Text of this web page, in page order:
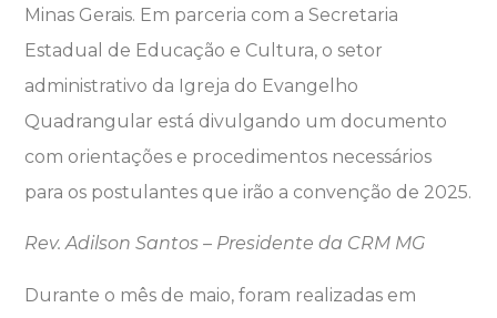
Minas Gerais. Em parceria com a Secretaria
Estadual de Educação e Cultura, o setor
administrativo da Igreja do Evangelho
Quadrangular está divulgando um documento
com orientações e procedimentos necessários
para os postulantes que irão a convenção de 2025.
Rev. Adilson Santos – Presidente da CRM MG
Durante o mês de maio, foram realizadas em